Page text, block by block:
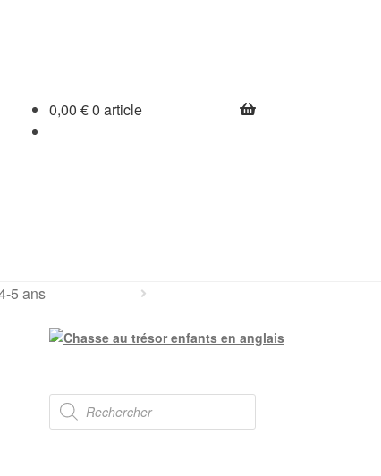
0,00 €0 article
5 ans
Recherche
de
produits